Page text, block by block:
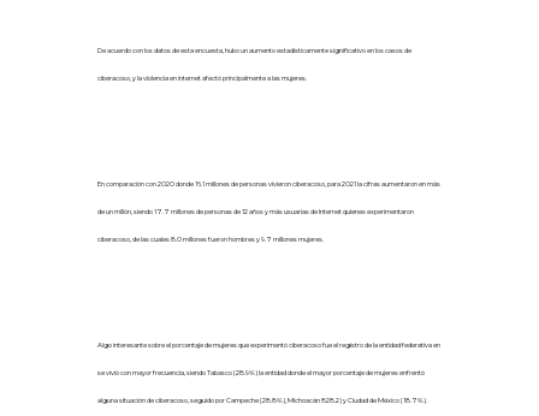
De acuerdo con los datos de esta encuesta, hubo un aumento estadísticamente significativo en los casos de
ciberacoso, y la violencia en internet afectó principalmente a las mujeres.
En comparación con 2020 donde 16.1 millones de personas vivieron ciberacoso, para 2021 la cifras aumentaron en más
de un millón, siendo 17.7 millones de personas de 12 años y más usuarias de Internet quienes experimentaron
ciberacoso, de las cuales 8.0 millones fueron hombres y 9.7 millones mujeres.
Algo interesante sobre el porcentaje de mujeres que experimentó ciberacoso fue el registro de la entidad federativa en
se vivió con mayor frecuencia, siendo Tabasco (28.9%) la entidad donde el mayor porcentaje de mujeres enfrentó
alguna situación de ciberacoso, seguido por Campeche (28.8%), Michoacán 828.2) y Ciudad de México (18.7%).